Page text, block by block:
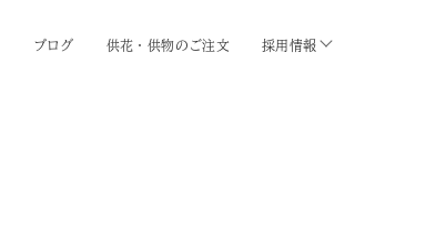
ブログ 供花・供物のご注文 採用情報